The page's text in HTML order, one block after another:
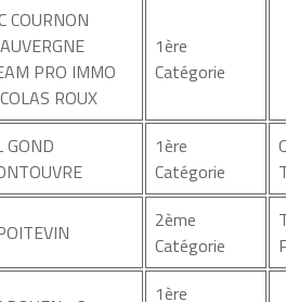
COURNON
PRO IMMO
ROUX
1ère
Catégorie
GOND
1ère
Catégorie
2ème
Catégorie
1ère